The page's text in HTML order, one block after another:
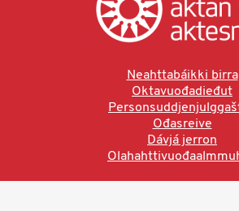
Neahttabáikki birra
Oktavuođadieđut
Ođasreive
Dávjá jerron